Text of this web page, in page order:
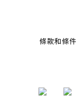
條款和條件